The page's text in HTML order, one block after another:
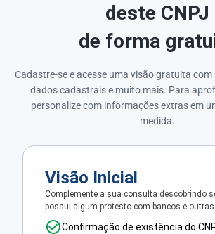
deste CNPJ
de forma
Cadastre-se e acesse uma visão gratuita
dados cadastrais e muito mais. Para
personalize com informações extras em
medida.
Visão Inicial
Complemente a sua consulta descobrindo
possui algum protesto com bancos e
Confirmação de existência do